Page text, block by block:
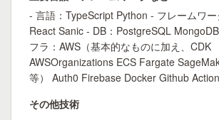
- 言語：TypeScript Python - フレームワ
React Sanic - DB：PostgreSQL
フラ：AWS（基本的なものに加え、CDK
AWSOrganizations ECS Fargate
等） Auth0 Firebase Docker Github
その他技術